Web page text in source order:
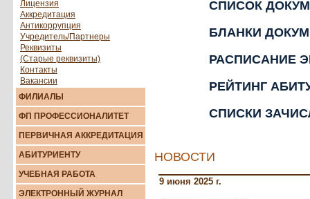
Лицензия
Аккредитация
Антикоррупция
Учредитель/Партнеры
Реквизиты
(Старые реквизиты)
Контакты
Вакансии
ФИЛИАЛЫ
ФП ПРОФЕССИОНАЛИТЕТ
ПЕРВИЧНАЯ АККРЕДИТАЦИЯ
АБИТУРИЕНТУ
УЧЕБНАЯ РАБОТА
ЭЛEКТРOННЫЙ ЖУРНAЛ
СПИСОК
БЛАНКИ
РАСПИСАНИЕ
РЕЙТИНГ
СПИСКИ
НОВОСТИ
9 июня 2025 г.